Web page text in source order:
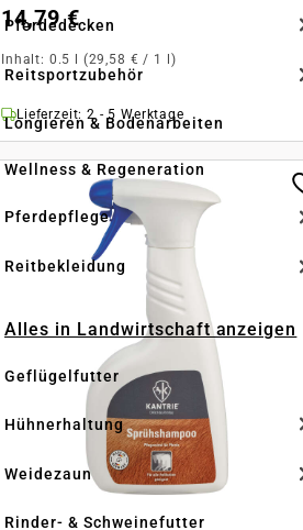
Pferdedecken
Reitsportzubehör
Longieren & Bodenarbeiten
Wellness & Regeneration
Pferdepflege
Reitbekleidung
Alles in Landwirtschaft anzeigen
Geflügelfutter
Hühnerhaltung
Weidezaun
Rinder- & Schweinefutter
14,79 €
Inhalt: 0.5 l (29,58 € / 1 l)
Lieferzeit: 2 - 5 Werktage